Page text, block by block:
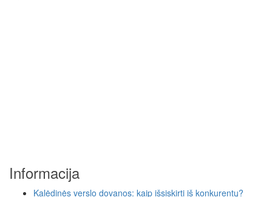
Informacija
Kalėdinės verslo dovanos: kaip išsiskirti iš konkurentų?